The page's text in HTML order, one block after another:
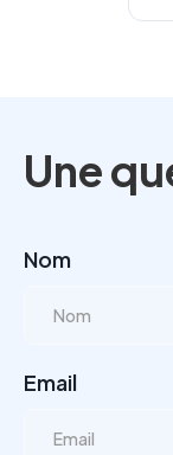
Une
Nom
Email